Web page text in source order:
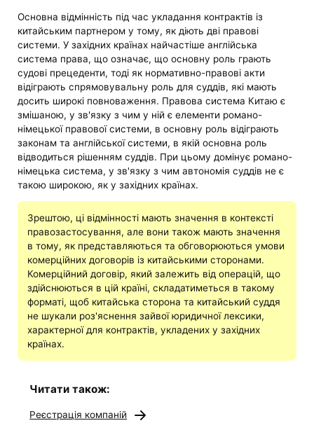
Основна відмінність під час укладання контрактів із
китайським партнером у тому, як діють дві правові
системи. У західних країнах найчастіше англійська
система права, що означає, що основну роль грають
судові прецеденти, тоді як нормативно-правові акти
відіграють спрямовувальну роль для суддів, які мають
досить широкі повноваження. Правова система Китаю є
змішаною, у зв'язку з чим у ній є елементи романо-
німецької правової системи, в основну роль відіграють
законам та англійської системи, в якій основна роль
відводиться рішенням суддів. При цьому домінує романо-
німецька система, у зв'язку з чим автономія суддів не є
такою широкою, як у західних країнах.
Зрештою, ці відмінності мають значення в контексті
правозастосування, але вони також мають значення
в тому, як представляються та обговорюються умови
комерційних договорів із китайськими сторонами.
Комерційний договір, який залежить від операцій, що
здійснюються в цій країні, складатиметься в такому
форматі, щоб китайська сторона та китайський суддя
не шукали роз'яснення зайвої юридичної лексики,
характерної для контрактів, укладених у західних
країнах.
Читати також:
Реєстрація компаній